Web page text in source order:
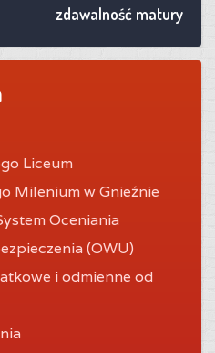
zdawalność matury
Liceum
Milenium w Gnieźnie
Oceniania
(OWU)
i odmienne od